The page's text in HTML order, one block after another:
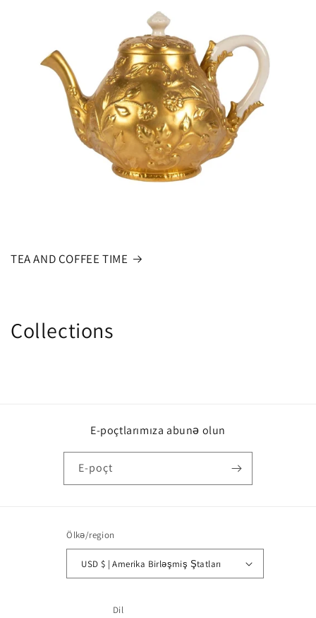
TEA AND COFFEE TIME
Collections
E-poçtlarımıza abunə olun
E-poçt
Ölkə/region
USD $ | Amerika Birləşmiş Ştatları
Dil